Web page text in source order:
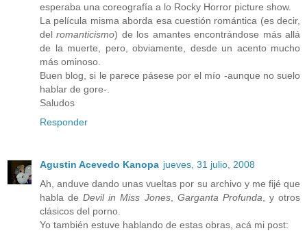
esperaba una coreografía a lo Rocky Horror picture show.
La película misma aborda esa cuestión romántica (es decir,
delromanticismo) de los amantes encontrándose más allá
de la muerte, pero, obviamente, desde un acento mucho
más ominoso.
Buen blog, si le parece pásese por el mío -aunque no suelo
hablar de gore-.
Saludos
Responder
Agustin Acevedo Kanopa jueves, 31 julio, 2008
Ah, anduve dando unas vueltas por su archivo y me fijé que
habla deDevil in Miss Jones, Garganta Profunda , y otros
clásicos del porno.
Yo también estuve hablando de estas obras, acá mi post: